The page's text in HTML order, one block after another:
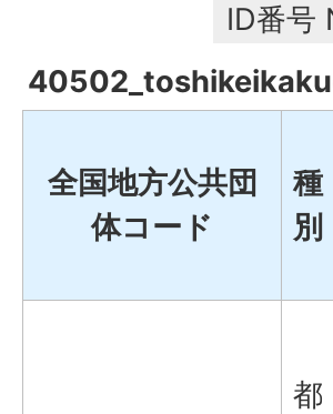
ID番号
全国地方公共団
体コード
種
別
都